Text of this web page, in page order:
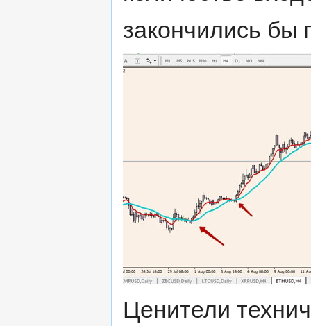
закончились бы
Ценители